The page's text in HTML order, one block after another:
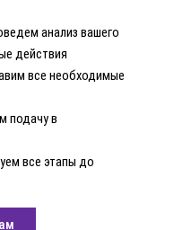
анализ вашего
действия
все необходимые
подачу в
все этапы до